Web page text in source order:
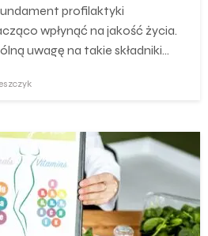
profilaktyki
wpłynąć na jakość życia.
uwagę na takie składniki…